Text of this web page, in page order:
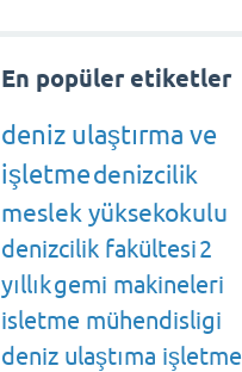
En popüler etiketler
deniz ulaştırma ve
işletmedenizcilik
meslek yüksekokulu
denizcilik fakültesi2
yıllıkgemi makineleri
isletme mühendisligi
deniz ulaştıma işletme